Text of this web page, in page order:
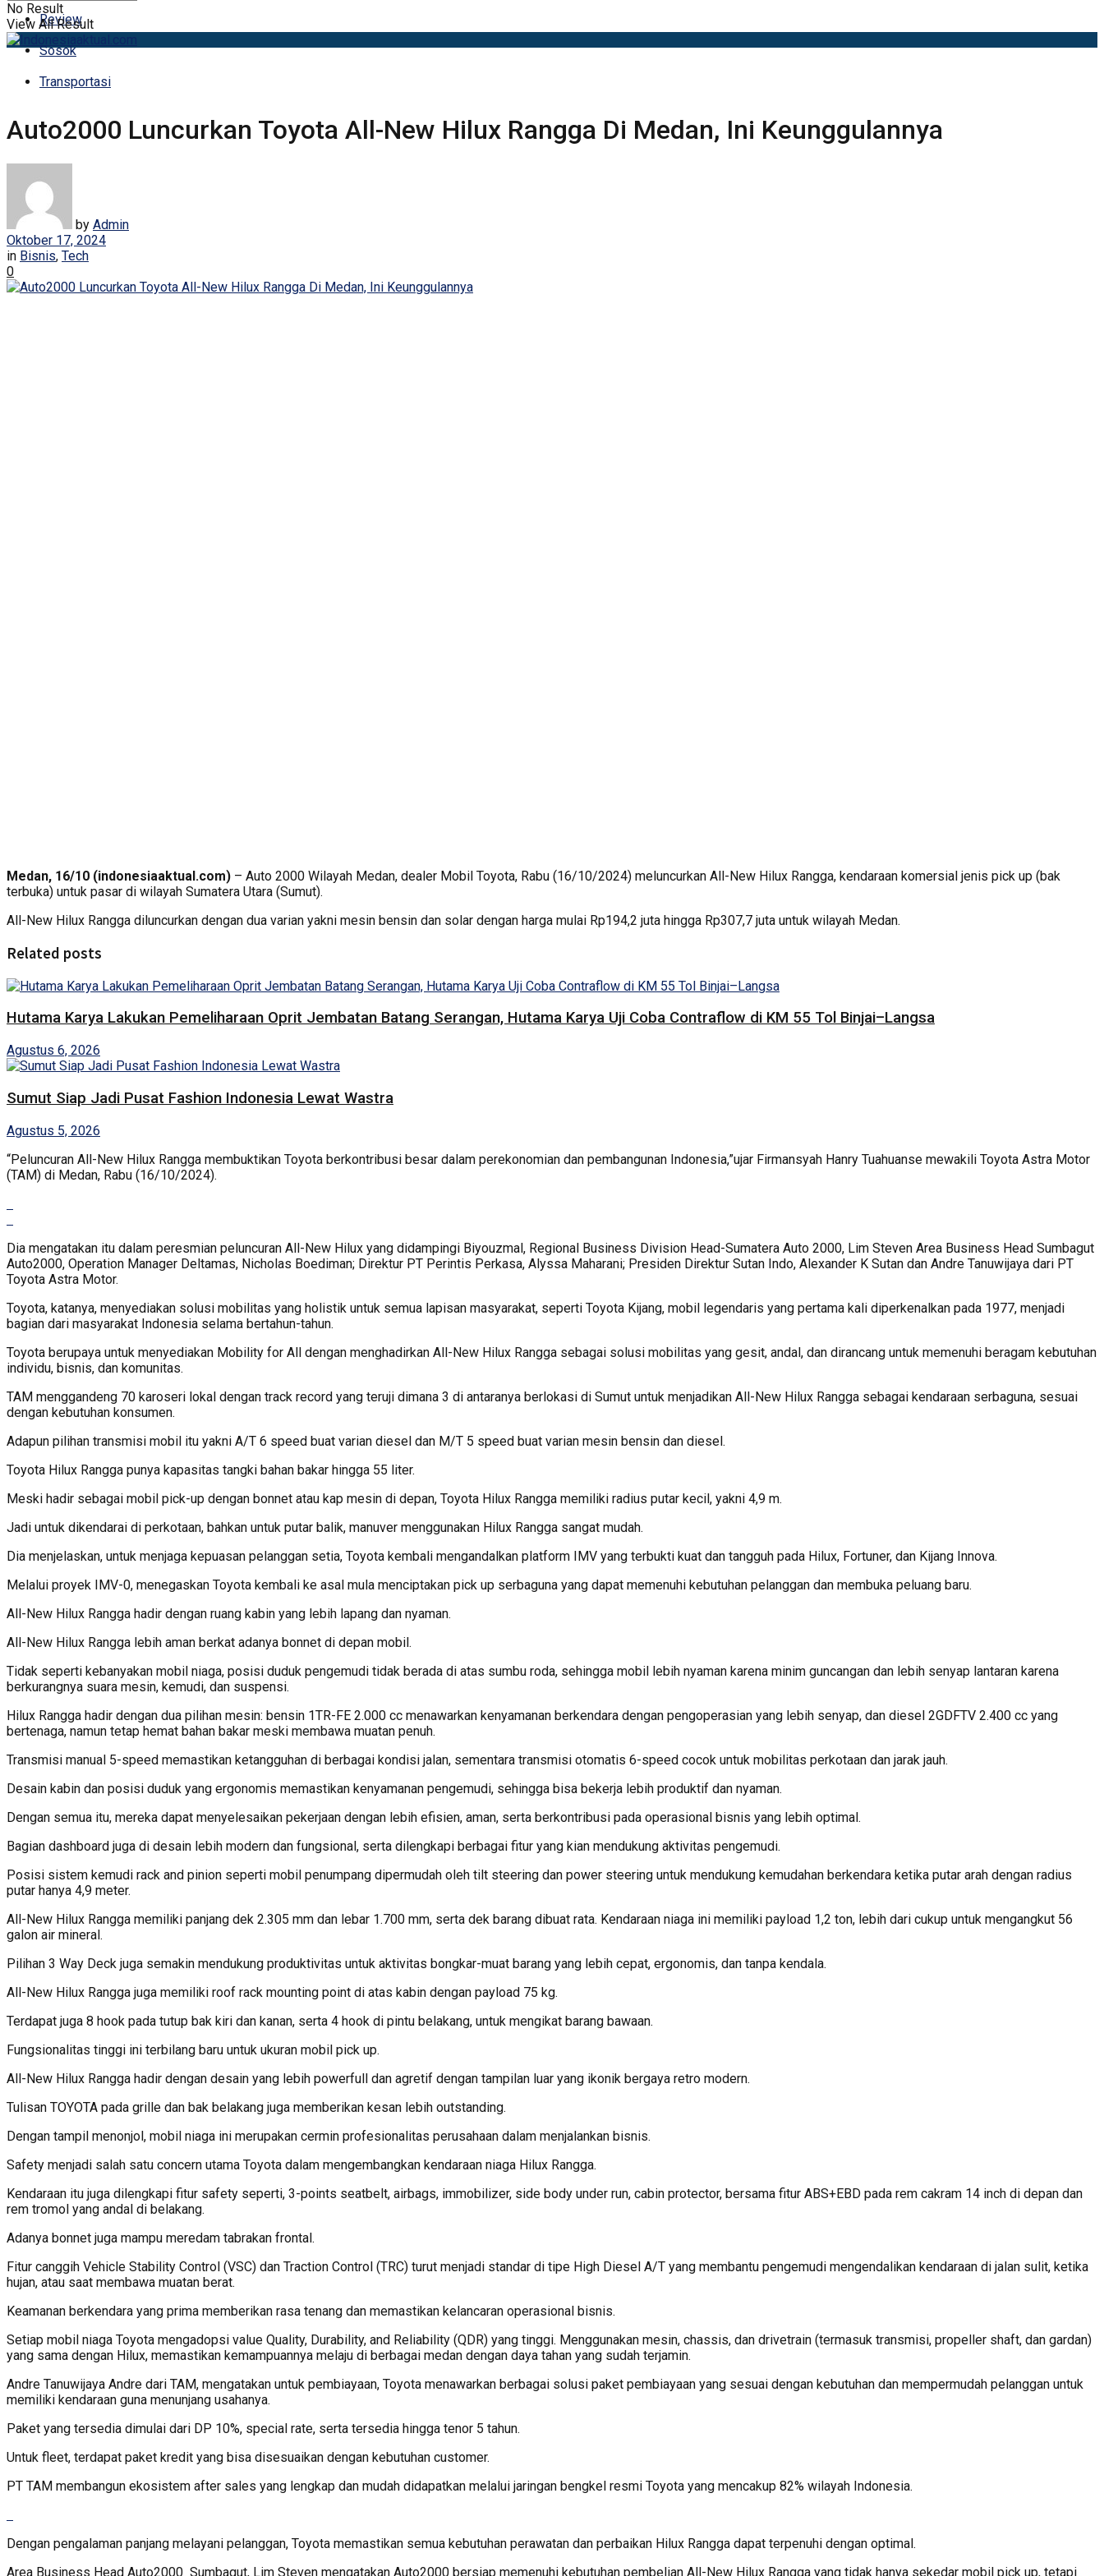
Review
Sosok
Transportasi
No Result
View All Result
Auto2000 Luncurkan Toyota All-New Hilux Rangga Di Medan, Ini Keunggulannya
by Admin
Oktober 17, 2024
in Bisnis, Tech
0
Medan, 16/10 (indonesiaaktual.com) – Auto 2000 Wilayah Medan, dealer Mobil Toyota, Rabu (16/10/2024) meluncurkan All-New Hilux Rangga, kendaraan komersial jenis pick up (bak
terbuka) untuk pasar di wilayah Sumatera Utara (Sumut).
All-New Hilux Rangga diluncurkan dengan dua varian yakni mesin bensin dan solar dengan harga mulai Rp194,2 juta hingga Rp307,7 juta untuk wilayah Medan.
Related posts
Hutama Karya Lakukan Pemeliharaan Oprit Jembatan Batang Serangan, Hutama Karya Uji Coba Contraflow di KM 55 Tol Binjai–Langsa
Agustus 6, 2026
Sumut Siap Jadi Pusat Fashion Indonesia Lewat Wastra
Agustus 5, 2026
“Peluncuran All-New Hilux Rangga membuktikan Toyota berkontribusi besar dalam perekonomian dan pembangunan Indonesia,”ujar Firmansyah Hanry Tuahuanse mewakili Toyota Astra Motor
(TAM) di Medan, Rabu (16/10/2024).
Dia mengatakan itu dalam peresmian peluncuran All-New Hilux yang didampingi Biyouzmal, Regional Business Division Head-Sumatera Auto 2000, Lim Steven Area Business Head Sumbagut
Auto2000, Operation Manager Deltamas, Nicholas Boediman; Direktur PT Perintis Perkasa, Alyssa Maharani; Presiden Direktur Sutan Indo, Alexander K Sutan dan Andre Tanuwijaya dari PT
Toyota Astra Motor.
Toyota, katanya, menyediakan solusi mobilitas yang holistik untuk semua lapisan masyarakat, seperti Toyota Kijang, mobil legendaris yang pertama kali diperkenalkan pada 1977, menjadi
bagian dari masyarakat Indonesia selama bertahun-tahun.
Toyota berupaya untuk menyediakan Mobility for All dengan menghadirkan All-New Hilux Rangga sebagai solusi mobilitas yang gesit, andal, dan dirancang untuk memenuhi beragam kebutuhan
individu, bisnis, dan komunitas.
TAM menggandeng 70 karoseri lokal dengan track record yang teruji dimana 3 di antaranya berlokasi di Sumut untuk menjadikan All-New Hilux Rangga sebagai kendaraan serbaguna, sesuai
dengan kebutuhan konsumen.
Adapun pilihan transmisi mobil itu yakni A/T 6 speed buat varian diesel dan M/T 5 speed buat varian mesin bensin dan diesel.
Toyota Hilux Rangga punya kapasitas tangki bahan bakar hingga 55 liter.
Meski hadir sebagai mobil pick-up dengan bonnet atau kap mesin di depan, Toyota Hilux Rangga memiliki radius putar kecil, yakni 4,9 m.
Jadi untuk dikendarai di perkotaan, bahkan untuk putar balik, manuver menggunakan Hilux Rangga sangat mudah.
Dia menjelaskan, untuk menjaga kepuasan pelanggan setia, Toyota kembali mengandalkan platform IMV yang terbukti kuat dan tangguh pada Hilux, Fortuner, dan Kijang Innova.
Melalui proyek IMV-0, menegaskan Toyota kembali ke asal mula menciptakan pick up serbaguna yang dapat memenuhi kebutuhan pelanggan dan membuka peluang baru.
All-New Hilux Rangga hadir dengan ruang kabin yang lebih lapang dan nyaman.
All-New Hilux Rangga lebih aman berkat adanya bonnet di depan mobil.
Tidak seperti kebanyakan mobil niaga, posisi duduk pengemudi tidak berada di atas sumbu roda, sehingga mobil lebih nyaman karena minim guncangan dan lebih senyap lantaran karena
berkurangnya suara mesin, kemudi, dan suspensi.
Hilux Rangga hadir dengan dua pilihan mesin: bensin 1TR-FE 2.000 cc menawarkan kenyamanan berkendara dengan pengoperasian yang lebih senyap, dan diesel 2GDFTV 2.400 cc yang
bertenaga, namun tetap hemat bahan bakar meski membawa muatan penuh.
Transmisi manual 5-speed memastikan ketangguhan di berbagai kondisi jalan, sementara transmisi otomatis 6-speed cocok untuk mobilitas perkotaan dan jarak jauh.
Desain kabin dan posisi duduk yang ergonomis memastikan kenyamanan pengemudi, sehingga bisa bekerja lebih produktif dan nyaman.
Dengan semua itu, mereka dapat menyelesaikan pekerjaan dengan lebih efisien, aman, serta berkontribusi pada operasional bisnis yang lebih optimal.
Bagian dashboard juga di desain lebih modern dan fungsional, serta dilengkapi berbagai fitur yang kian mendukung aktivitas pengemudi.
Posisi sistem kemudi rack and pinion seperti mobil penumpang dipermudah oleh tilt steering dan power steering untuk mendukung kemudahan berkendara ketika putar arah dengan radius
putar hanya 4,9 meter.
All-New Hilux Rangga memiliki panjang dek 2.305 mm dan lebar 1.700 mm, serta dek barang dibuat rata. Kendaraan niaga ini memiliki payload 1,2 ton, lebih dari cukup untuk mengangkut 56
galon air mineral.
Pilihan 3 Way Deck juga semakin mendukung produktivitas untuk aktivitas bongkar-muat barang yang lebih cepat, ergonomis, dan tanpa kendala.
All-New Hilux Rangga juga memiliki roof rack mounting point di atas kabin dengan payload 75 kg.
Terdapat juga 8 hook pada tutup bak kiri dan kanan, serta 4 hook di pintu belakang, untuk mengikat barang bawaan.
Fungsionalitas tinggi ini terbilang baru untuk ukuran mobil pick up.
All-New Hilux Rangga hadir dengan desain yang lebih powerfull dan agretif dengan tampilan luar yang ikonik bergaya retro modern.
Tulisan TOYOTA pada grille dan bak belakang juga memberikan kesan lebih outstanding.
Dengan tampil menonjol, mobil niaga ini merupakan cermin profesionalitas perusahaan dalam menjalankan bisnis.
Safety menjadi salah satu concern utama Toyota dalam mengembangkan kendaraan niaga Hilux Rangga.
Kendaraan itu juga dilengkapi fitur safety seperti, 3-points seatbelt, airbags, immobilizer, side body under run, cabin protector, bersama fitur ABS+EBD pada rem cakram 14 inch di depan dan
rem tromol yang andal di belakang.
Adanya bonnet juga mampu meredam tabrakan frontal.
Fitur canggih Vehicle Stability Control (VSC) dan Traction Control (TRC) turut menjadi standar di tipe High Diesel A/T yang membantu pengemudi mengendalikan kendaraan di jalan sulit, ketika
hujan, atau saat membawa muatan berat.
Keamanan berkendara yang prima memberikan rasa tenang dan memastikan kelancaran operasional bisnis.
Setiap mobil niaga Toyota mengadopsi value Quality, Durability, and Reliability (QDR) yang tinggi. Menggunakan mesin, chassis, dan drivetrain (termasuk transmisi, propeller shaft, dan gardan)
yang sama dengan Hilux, memastikan kemampuannya melaju di berbagai medan dengan daya tahan yang sudah terjamin.
Andre Tanuwijaya Andre dari TAM, mengatakan untuk pembiayaan, Toyota menawarkan berbagai solusi paket pembiayaan yang sesuai dengan kebutuhan dan mempermudah pelanggan untuk
memiliki kendaraan guna menunjang usahanya.
Paket yang tersedia dimulai dari DP 10%, special rate, serta tersedia hingga tenor 5 tahun.
Untuk fleet, terdapat paket kredit yang bisa disesuaikan dengan kebutuhan customer.
PT TAM membangun ekosistem after sales yang lengkap dan mudah didapatkan melalui jaringan bengkel resmi Toyota yang mencakup 82% wilayah Indonesia.
Dengan pengalaman panjang melayani pelanggan, Toyota memastikan semua kebutuhan perawatan dan perbaikan Hilux Rangga dapat terpenuhi dengan optimal.
Area Business Head Auto2000 Sumbagut, Lim Steven mengatakan Auto2000 bersiap memenuhi kebutuhan pembelian All-New Hilux Rangga yang tidak hanya sekedar mobil pick up, tetapi